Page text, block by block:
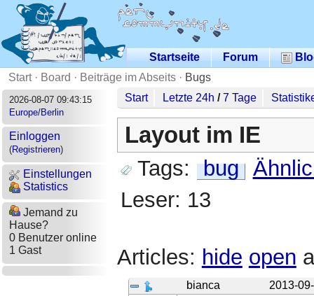
Startseite Forum
Start· Board · Beiträge im Abseits · Bugs
2026-08-07 09:43:15
Europe/Berlin
Einloggen
(Registrieren)
Einstellungen
Statistics
Jemand zu
Hause?
0 Benutzer online
1 Gast
Start Letzte 24h /7 Tage
Layout im IE
Tags: bug
Leser: 13
Articles: hide open
bianca 2013-